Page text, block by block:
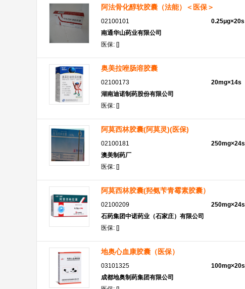
阿法骨化醇软胶囊（法能）＜医保＞
02100101
南通华山药业有限公司
医保: []
0.25μg×20s
奥美拉唑肠溶胶囊
02100173
湖南迪诺制药股份有限公司
医保: []
20mg×14s
阿莫西林胶囊(阿莫灵)(医保)
02100181
澳美制药厂
医保: []
250mg×24s
阿莫西林胶囊(羟氨苄青霉素胶囊）
02100209
石药集团中诺药业（石家庄）有限公司
医保: []
250mg×24s
地奥心血康胶囊（医保）
03101325
成都地奥制药集团有限公司
100mg×20s